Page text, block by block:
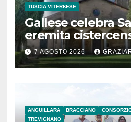
TUSCIA VITERBESE
Gallese celebra
eremita
secolo
7 AGOSTO 2026
ANGUILLARA BRACCIANO
TREVIGNANO